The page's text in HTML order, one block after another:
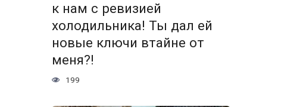
к нам с ревизией
холодильника! Ты дал ей
новые ключи втайне от
меня?!
199